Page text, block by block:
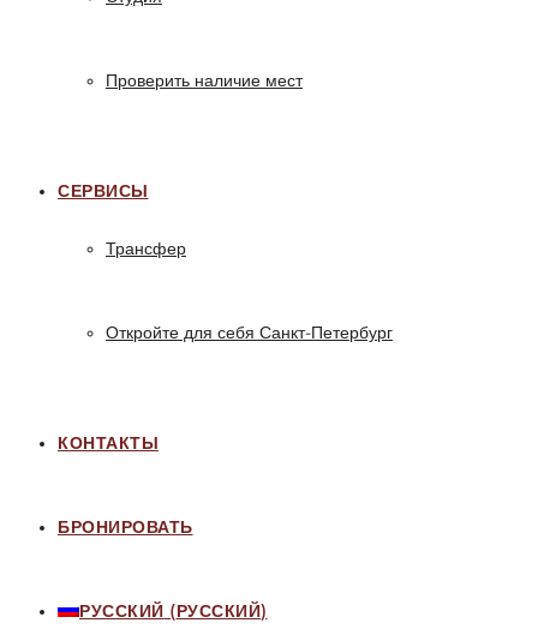
Проверить наличие мест
СЕРВИСЫ
Трансфер
Откройте для себя Санкт-Петербург
КОНТАКТЫ
БРОНИРОВАТЬ
РУССКИЙ (РУССКИЙ)